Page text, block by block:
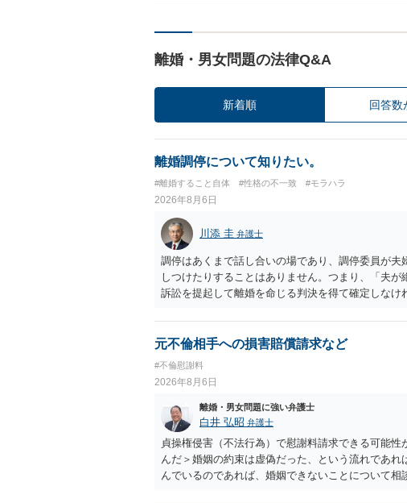
離婚・男女問題の法律Q&A
新着順 回答数
離婚調停について知りたい。
#離婚すること自体 #性格の不一致 #モラハラ
2026年8月6日
川添 圭 弁護士
調停はあくまで話し合いの場であり、調停委員が
しつけたりすることはありません。つまり、「夫
訴訟を提起して離婚を命じる判決を得て確定しな
ば、夫から「この条件なら離婚してもよい」とし
いかもしれません）。ただ、離婚訴訟をしたくな
淡々と調停不成立にして離婚訴訟で離婚原因を主
りません。見通し等を含め、弁護士へ相談・依頼し
元不倫相手への損害賠償請求など
#不倫慰謝料
2026年8月6日
離婚・男女問題に強い弁護士
白井 弘昭 弁護士
貞操権侵害（不法行為）で慰謝料請求できる可能
んだ＞婚姻の約束は虚偽だった、という流れであ
んでいるのであれば、婚姻できないことについて